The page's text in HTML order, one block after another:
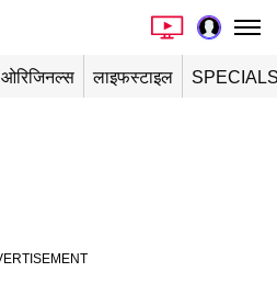
ओरिजिनल्स लाइफस्टाइल